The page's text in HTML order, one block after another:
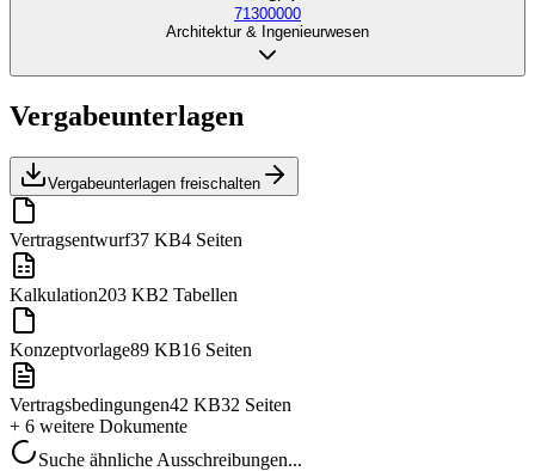
71300000
Architektur & Ingenieurwesen
Vergabeunterlagen
Vergabeunterlagen freischalten
Vertragsentwurf37 KB4 Seiten
Kalkulation203 KB2 Tabellen
Konzeptvorlage89 KB16 Seiten
Vertragsbedingungen42 KB32 Seiten
+ 6 weitere Dokumente
Suche ähnliche Ausschreibungen...